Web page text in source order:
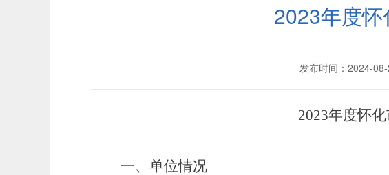
2023年度
发布时间：2024-
2023年度怀
一、单位情况